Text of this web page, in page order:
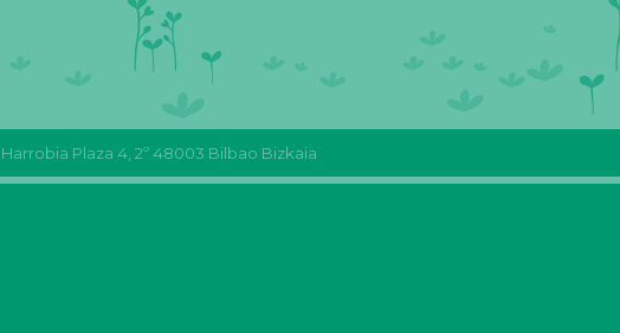
Plaza 4, 2º 48003 Bilbao Bizkaia
Euskadi Reas
Euskadi